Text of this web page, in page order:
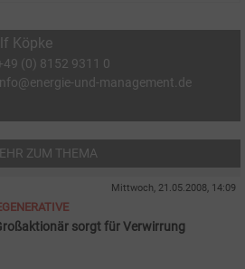
Köpke
(0) 8152 9311 0
und-management.de
ZUM THEMA
Mittwoch, 21.05.2008, 14:09
sorgt für Verwirrung